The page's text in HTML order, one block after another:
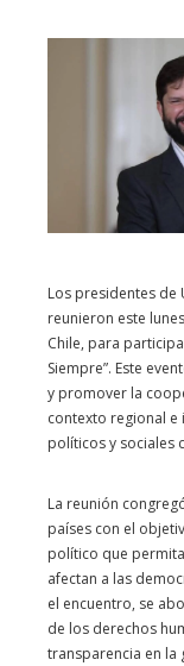
Los presidentes de
reunieron este
Chile, para
Siempre”. Este
y promover la
contexto regional
políticos y sociales
La reunión
países con el
político que
afectan a las
el encuentro, se
de los derechos
transparencia en la